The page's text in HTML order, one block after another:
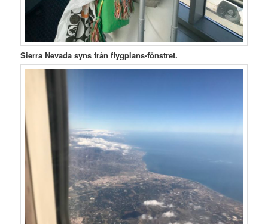
Sierra Nevada syns från flygplans-fönstret.